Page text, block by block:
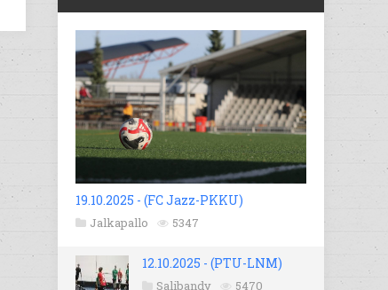
19.10.2025 - (FC Jazz-PKKU)
Jalkapallo 5347
12.10.2025 - (PTU-LNM)
Salibandy 5470